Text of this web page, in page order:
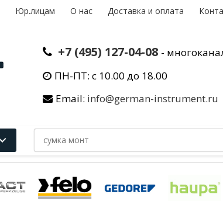
Юр.лицам О нас Доставка и оплата
+7 (495) 127-04-08 -
ПН-ПТ: с 10.00 до 18.00
Email: info@german-instrument.ru